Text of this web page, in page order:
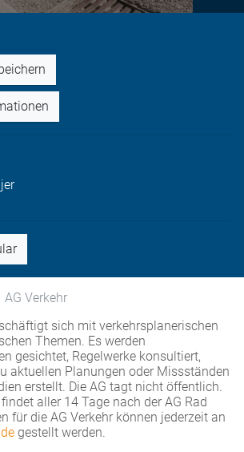
AG Verkehr
sich mit verkehrsplanerischen
Themen. Es werden
gesichtet, Regelwerke konsultiert,
aktuellen Planungen oder Missständen
erstellt. Die AG tagt nicht öffentlich.
aller 14 Tage nach der AG Rad
für die AG Verkehr können jederzeit an
gestellt werden.